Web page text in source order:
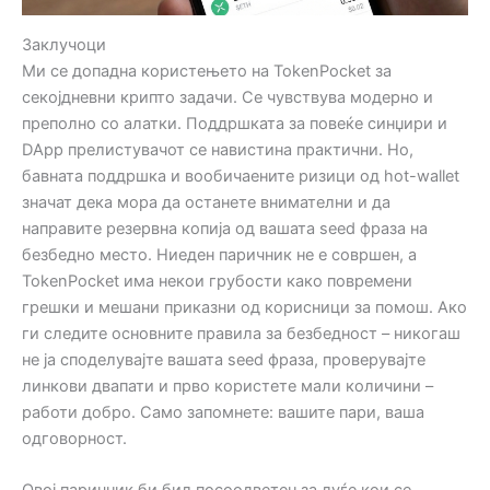
Заклучоци
Ми се допадна користењето на TokenPocket за
секојдневни крипто задачи. Се чувствува модерно и
преполно со алатки. Поддршката за повеќе синџири и
DApp прелистувачот се навистина практични. Но,
бавната поддршка и вообичаените ризици од hot-wallet
значат дека мора да останете внимателни и да
направите резервна копија од вашата seed фраза на
безбедно место. Ниеден паричник не е совршен, а
TokenPocket има некои грубости како повремени
грешки и мешани приказни од корисници за помош. Ако
ги следите основните правила за безбедност – никогаш
не ја споделувајте вашата seed фраза, проверувајте
линкови двапати и прво користете мали количини –
работи добро. Само запомнете: вашите пари, ваша
одговорност.